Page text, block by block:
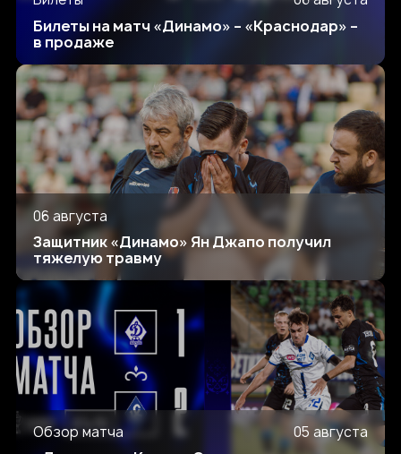
Билеты на матч «Динамо» – «Краснодар» –
в продаже
06 августа
Защитник «Динамо» Ян Джапо получил
тяжелую травму
Обзор матча 05 августа